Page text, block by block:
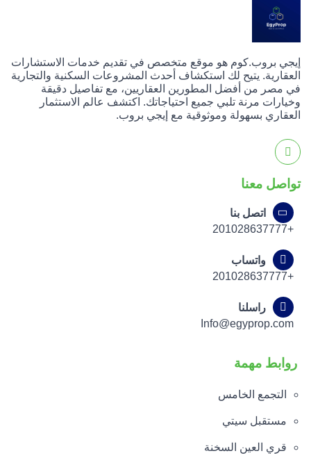
إيجي بروب.كوم هو موقع متخصص في تقديم خدمات الاستشارات
العقارية. يتيح لك استكشاف أحدث المشروعات السكنية والتجارية
في مصر من أفضل المطورين العقاريين، مع تفاصيل دقيقة
وخيارات مرنة تلبي جميع احتياجاتك. اكتشف عالم الاستثمار
العقاري بسهولة وموثوقية مع إيجي بروب.
تواصل معنا
اتصل بنا
+201028637777
واتساب
+201028637777
راسلنا
Info@egyprop.com
روابط مهمة
التجمع الخامس
مستقبل سيتي
قري العين السخنة